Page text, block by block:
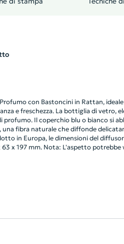
con Bastoncini in Rattan, ideale
e freschezza. La bottiglia di vetro,
Il coperchio blu o bianco si
fibra naturale che diffonde
in Europa, le dimensioni del
x 197 mm. Nota: L'aspetto potrebbe